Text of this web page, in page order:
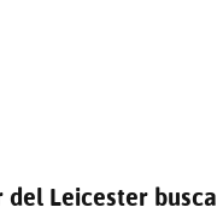
del Leicester busca